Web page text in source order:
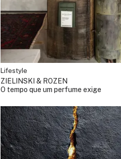
Lifestyle
ZIELINSKI & ROZEN
O tempo que um perfume exige